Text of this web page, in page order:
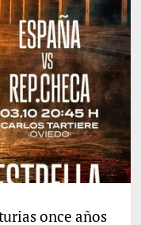
once años